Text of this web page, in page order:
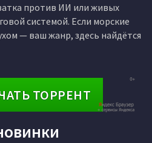
против ИИ или живых
системой. Если морские
— ваш жанр, здесь найдётся
ТОРРЕНТ